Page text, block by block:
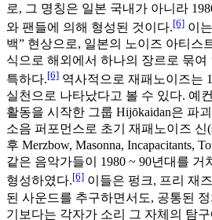
로, 그 명칭은 일본 국내가 아니라
와 팬들에 의해 형성된 것이다.[6] 이
백” 현상으로, 일본의 노이즈 아티스
식으로 해외에서 하나의 장르로 묶
특하다.[6] 역사적으로 재패노이즈는
실천으로 나타났다고 볼 수 있다. 예
활동을 시작한 그룹 Hijōkaidan은 파
소음 퍼포먼스로 초기 재패노이즈 신
후 Merzbow, Masonna, Incapacitants,
같은 음악가들이 1980 ~ 90년대를 거
형성하였다.[6] 이들은 펑크, 프리 재
된 사운드를 추구하면서도, 공통된
기보다는 각자가 소리 그 자체의 탐